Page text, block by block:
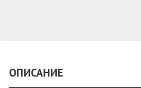
ОПИСАНИЕ